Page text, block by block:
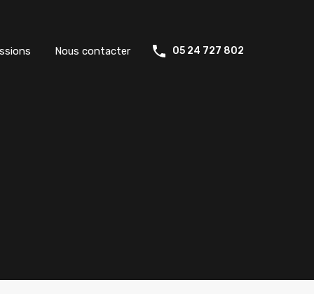
Nous contacter 05 24 727 802